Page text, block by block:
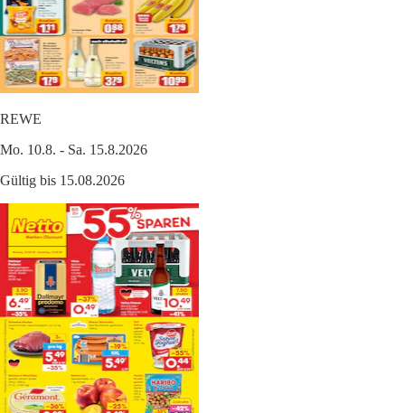
REWE
Mo. 10.8. - Sa. 15.8.2026
Gültig bis 15.08.2026